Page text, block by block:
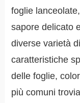
foglie
sapore delicato
diverse varietà
caratteristiche
delle foglie,
più comuni